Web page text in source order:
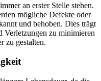
an erster Stelle stehen.
mögliche Defekte oder
und behoben. Dies trägt
Verletzungen zu minimieren
zu gestalten.